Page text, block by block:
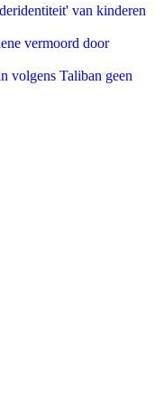
van kinderen
vermoord door
volgens Taliban geen